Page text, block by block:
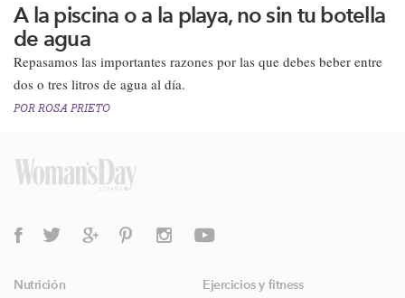
A la piscina o a la playa, no sin tu botella
de agua
​​Repasamos las importantes razones por las que debes beber entre
dos o tres litros de agua al día.​
POR ROSA PRIETO
Nutrición
Ejercicios y fitness